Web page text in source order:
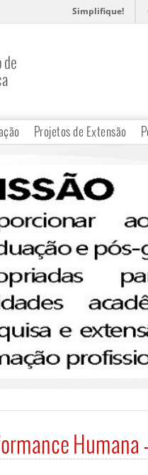
Simplifique!
de
Projetos de Extensão
Humana